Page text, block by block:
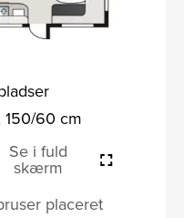
150/60 cm
Se i fuld
skærm
placeret